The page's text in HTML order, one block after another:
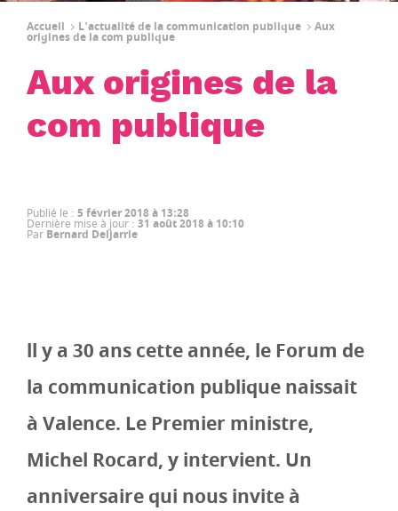
Accueil L'actualité de la communication publique Aux
origines de la com publique
Aux origines de la
com publique
Publié le : 5 février 2018 à 13:28
Dernière mise à jour : 31 août 2018 à 10:10
Par Bernard Deljarrie
ll y a 30 ans cette année, le Forum de
la communication publique naissait
à Valence. Le Premier ministre,
Michel Rocard, y intervient. Un
anniversaire qui nous invite à